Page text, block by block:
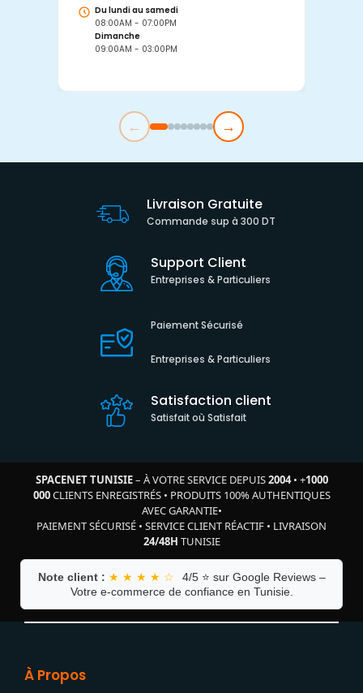
Du lundi au samedi
08:00AM - 07:00PM
Dimanche
09:00AM - 03:00PM
← →
Livraison Gratuite
Commande sup à 300 DT
Support Client
Entreprises & Particuliers
Paiement Sécurisé
Entreprises & Particuliers
Satisfaction client
Satisfait où Satisfait
SPACENET TUNISIE– À VOTRE SERVICE DEPUIS2004• +1000
000CLIENTS ENREGISTRÉS• PRODUITS 100% AUTHENTIQUES
AVEC GARANTIE•
PAIEMENT SÉCURISÉ • SERVICE CLIENT RÉACTIF • LIVRAISON
24/48H TUNISIE
Note client : ★ ★ ★ ★ ☆
4/5 ⭐ sur Google Reviews –
Votre e-commerce de confiance en Tunisie.
À Propos